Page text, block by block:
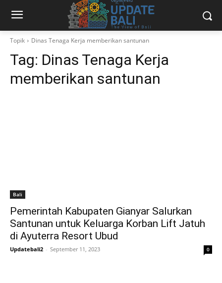
Topik Dinas Tenaga Kerja memberikan santunan
Tag: Dinas Tenaga Kerja
memberikan santunan
Bali
Pemerintah Kabupaten Gianyar Salurkan
Santunan untuk Keluarga Korban Lift Jatuh
di Ayuterra Resort Ubud
Updatebali2 - September 11, 2023 0